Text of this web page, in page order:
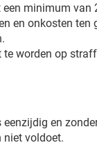
minimum van
en onkosten ten
worden op
en
voldoet.